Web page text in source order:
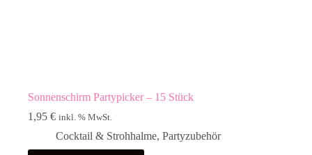
Sonnenschirm Partypicker – 15 Stück
1,95 € inkl. % MwSt.
Cocktail & Strohhalme, Partyzubehör